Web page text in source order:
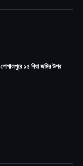
১৫ বিঘা জমির উপর